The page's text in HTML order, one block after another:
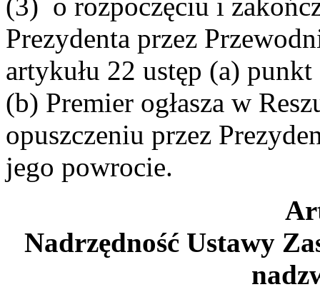
(3) o rozpoczęciu i
Prezydenta przez
artykułu 22 ustęp (a)
(b) Premier ogłasza w
opuszczeniu przez
jego powrocie.
Nadrzędność Ustawy